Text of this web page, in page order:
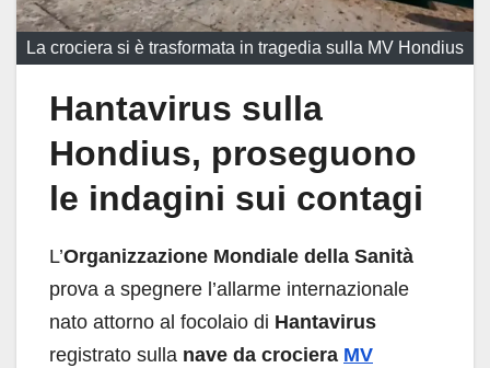
La crociera si è trasformata in tragedia sulla MV Hondius
Hantavirus sulla
Hondius, proseguono
le indagini sui contagi
L’Organizzazione Mondiale della Sanità
prova a spegnere l’allarme internazionale
nato attorno al focolaio di Hantavirus
registrato sulla nave da crociera MV